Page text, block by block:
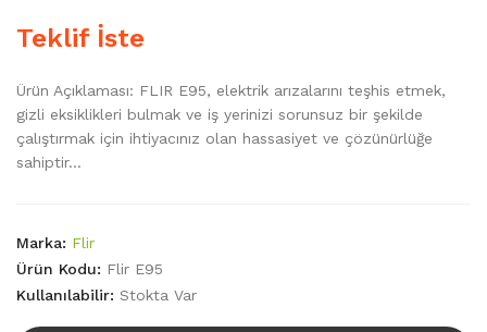
Teklif İste
Ürün Açıklaması: FLIR E95, elektrik arızalarını teşhis etmek,
gizli eksiklikleri bulmak ve iş yerinizi sorunsuz bir şekilde
çalıştırmak için ihtiyacınız olan hassasiyet ve çözünürlüğe
sahiptir...
Marka: Flir
Ürün Kodu: Flir E95
Kullanılabilir: Stokta Var